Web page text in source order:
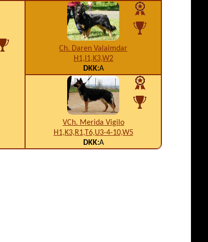
Ch. Daren Valaimdar
H1,I1,K3,W2
DKK:A
VCh. Merida Vigilo
H1,K3,R1,T6,U3-4-10,W5
DKK:A